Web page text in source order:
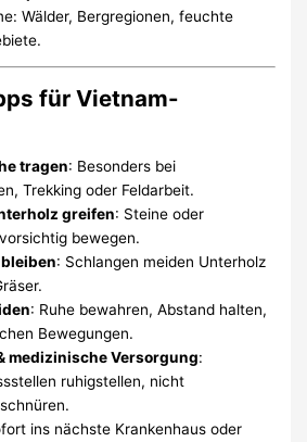
Wälder, Bergregionen, feuchte
für Vietnam-
tragen: Besonders bei
Trekking oder Feldarbeit.
greifen: Steine oder
bewegen.
: Schlangen meiden Unterholz
: Ruhe bewahren, Abstand halten,
Bewegungen.
medizinische Versorgung:
ruhigstellen, nicht
ins nächste Krankenhaus oder